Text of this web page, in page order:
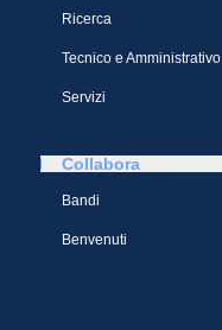
Ricerca
Tecnico e Amministrativo
Servizi
Collabora
Bandi
Benvenuti